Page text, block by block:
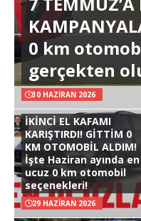
0 km
gerçekten
30 HAZIRAN 2026
İKİNCİ EL KAFAMI
KARIŞTIRDI! GİTTİM 0
KM OTOMOBİL ALDIM!
İşte Haziran ayında en
ucuz 0 km otomobil
seçenekleri!
29 HAZIRAN 2026